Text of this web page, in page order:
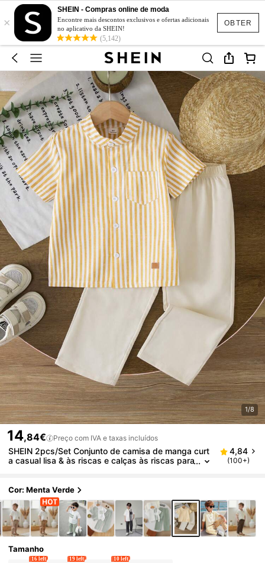
OBTER
×
SHEIN - Compras online de moda
Encontre mais descontos exclusivos e ofertas adicionais
no aplicativo da SHEIN!
(5,142)
1/8
14,84€ Preço com IVA e taxas incluídos
SHEIN 2pcs/Set Conjunto de camisa de manga curt
a casual lisa & às riscas e calças às riscas para
4,84
(100+)
Cor: Menta Verde
Tamanho
16 left 19 left 10 left